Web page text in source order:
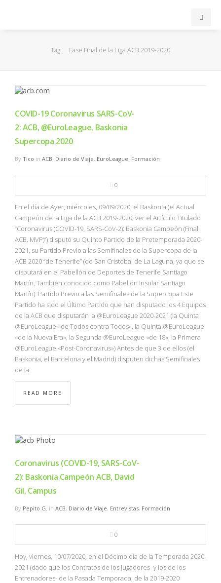
EuroLeague
FIBA
OTROS
NBA
MULTIMEDIA
RIO 2016
Tag: Fase Final de la Liga ACB 2019-2020
COVID-19 Coronavirus SARS-CoV-
2: ACB, @EuroLeague, Baskonia
Supercopa 2020
By Tico in ACB, Diario de Viaje, EuroLeague, Formación
0
En el día de Ayer, miércoles, 09/09/2020, el Baskonia (el Actual
Campeón de la Liga de la ACB 2019-2020, ver el Artículo Titulado
“Coronavirus (COVID-19, SARS-CoV-2): Baskonia Campeón (Final
ACB, MVP)”) disputó su Quinto Partido de la Pretemporada 2020-
2021, su Partido Previo a las Semifinales de la Supercopa de la
ACB 2020 “de Tenerife” (de San Cristóbal de La Laguna, ya que se
disputará en el Pabellón de Deportes de Tenerife Santiago
Martín, También conocido como Pabellón Insular Santiago
Martín). Partido Previo a las Semifinales de la Supercopa Este
Partido ha sido el Último Partido que han disputado los 4 Equipos
de la ACB que disputarán la @EuroLeague 2020-2021 (la Quinta
@EuroLeague «de Todos contra Todos», la Quinta @EuroLeague
«de la Nueva Era», la Segunda @EuroLeague «de 18», la Primera
@EuroLeague «Post-Coronavirus») Antes de que 3 de ellos (el
Baskonia, el Barcelona y el Madrid) disputen dichas Semifinales
de la
READ MORE
Coronavirus (COVID-19, SARS-CoV-
2): Baskonia Campeón ACB, David
Gil, Campus
By Pepito G. in ACB, Diario de Viaje, Entrevistas, Formación
0
Hoy, viernes, 10/07/2020, en el Décimo día de la Temporada 2020-
2021 (dado que los Contratos de los Jugadores -y los de los
Entrenadores- de la Pasada Temporada, de la 2019-2020